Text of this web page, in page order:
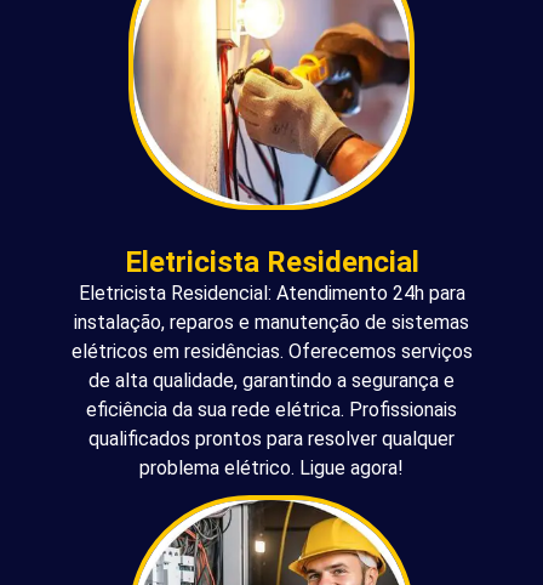
Eletricista Residencial
Eletricista Residencial: Atendimento 24h para
instalação, reparos e manutenção de sistemas
elétricos em residências. Oferecemos serviços
de alta qualidade, garantindo a segurança e
eficiência da sua rede elétrica. Profissionais
qualificados prontos para resolver qualquer
problema elétrico. Ligue agora!